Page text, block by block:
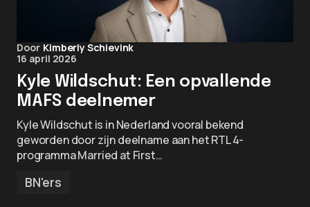
Door Kimberly Schievink
16 april 2026
Kyle Wildschut: Een opvallende
MAFS deelnemer
Kyle Wildschut is in Nederland vooral bekend
geworden door zijn deelname aan het RTL 4-
programma Married at First…
BN'ers